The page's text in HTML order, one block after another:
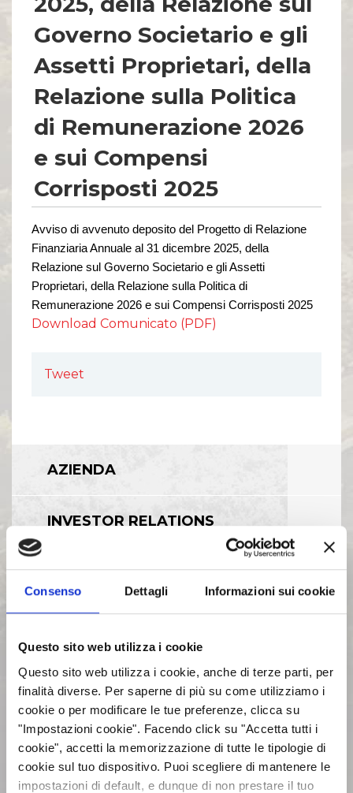
Consenso Dettagli Informazioni sui cookie
Questo sito web utilizza i cookie
Questo sito web utilizza i cookie, anche di terze parti, per
finalità diverse. Per saperne di più su come utilizziamo i
cookie o per modificare le tue preferenze, clicca su
"Impostazioni cookie". Facendo click su "Accetta tutti i
cookie", accetti la memorizzazione di tutte le tipologie di
cookie sul tuo dispositivo. Puoi scegliere di mantenere le
impostazioni di default, e dunque di non prestare il tuo
ETHICS OFFICE
Governo Societario e gli
Assetti Proprietari, della
Relazione sulla Politica
di Remunerazione 2026
e sui Compensi
Corrisposti 2025
Avviso di avvenuto deposito del Progetto di Relazione
Finanziaria Annuale al 31 dicembre 2025, della
Relazione sul Governo Societario e gli Assetti
Proprietari, della Relazione sulla Politica di
Remunerazione 2026 e sui Compensi Corrisposti 2025
Download Comunicato (PDF)
Tweet
AZIENDA
INVESTOR RELATIONS
GOVERNANCE
EVENTI E DOCUMENTAZIONE
DISPONIBILE
BILANCI E RELAZIONI
INTERMEDIE